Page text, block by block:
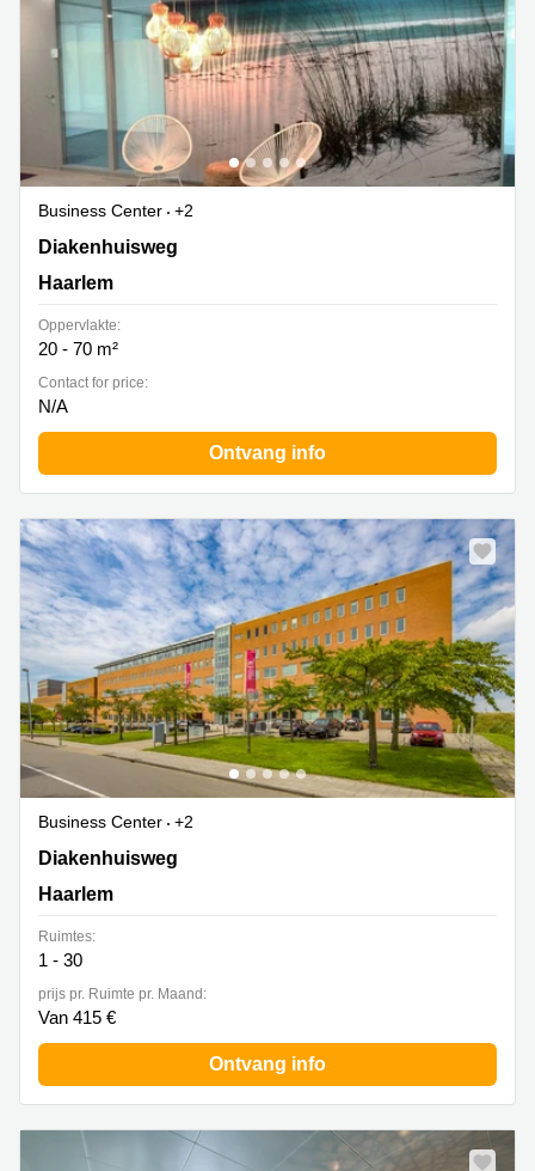
Business Center
+2
Diakenhuisweg 37-45, Haarlem
Diakenhuisweg
Haarlem
Oppervlakte:
20 - 70 m²
Contact for price:
N/A
Ontvang info
Business Center
+2
Diakenhuisweg 39, Haarlem
Diakenhuisweg
Haarlem
Ruimtes:
1 - 30
prijs pr. Ruimte pr. Maand:
Van 415 €
Ontvang info